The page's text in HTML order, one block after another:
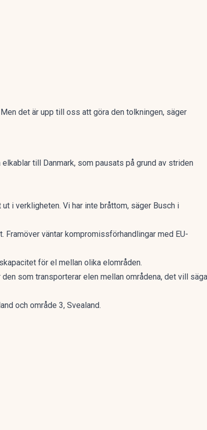
det är upp till oss att göra den tolkningen, säger
till Danmark, som pausats på grund av striden
i verkligheten. Vi har inte bråttom, säger Busch i
väntar kompromissförhandlingar med EU-
för el mellan olika elområden.
som transporterar elen mellan områdena, det vill
och område 3, Svealand.